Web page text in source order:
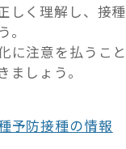
しく理解し、接
に注意を払うこ
ましょう。
予防接種の情報